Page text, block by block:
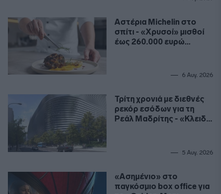
Αστέρια Michelin στο
σπίτι - «Χρυσοί» μισθοί
έως 260.000 ευρώ
6 Αυγ. 2026
Τρίτη χρονιά με διεθνές
ρεκόρ εσόδων για τη
Ρεάλ Μαδρίτης - «Κλειδί»
5 Αυγ. 2026
«Ασημένιο» στο
παγκόσμιο box office για